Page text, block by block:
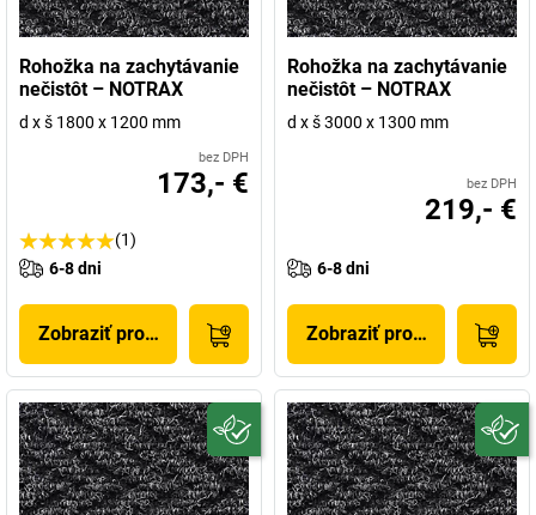
Rohožka na zachytávanie
nečistôt – NOTRAX
d x š 1800 x 1200 mm
bez DPH
173,- €
(1)
6-8 dni
Zobraziť produkt
Rohožka na zachytávanie
nečistôt – NOTRAX
d x š 3000 x 1300 mm
bez DPH
219,- €
6-8 dni
Zobraziť produkt